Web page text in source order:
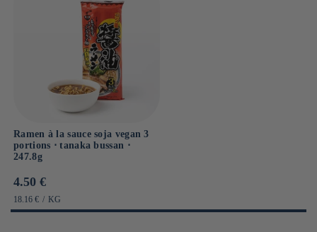
Ramen à la sauce soja vegan 3
portions ⋅ tanaka bussan ⋅
247.8g
Prix
habituel
4.50 €
PRIX
UNITAIRE
18.16 € / PAR
KG